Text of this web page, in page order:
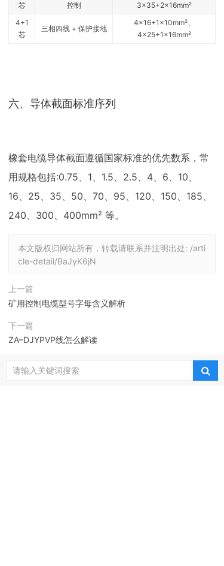
芯
控制
3×35+2×16mm²
4+1
芯
三相四线 + 保护接地
4×16+1×10mm²、
4×25+1×16mm²
六、导体截面标准序列
橡套电缆导体截面遵循国家标准的优先数系，常
用规格包括:0.75、1、1.5、2.5、4、6、10、
16、25、35、50、70、95、120、150、185、
240、300、400mm² 等。
本文版权归网站所有，转载请联系并注明出处: /arti
cle-detail/BaJyK6jN
上一篇
矿用控制电缆型号字母含义解析
下一篇
ZA–DJYPVP线怎么解读